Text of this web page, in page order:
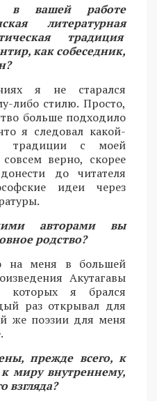
в вашей работе
литературная
традиция
как собеседник,
я не старался
либо стилю. Просто,
больше подходило
я следовал какой-
традиции с моей
верно, скорее
до читателя
идеи через
авторами вы
родство?
на меня в большей
Акутагавы
которых я брался
раз открывал для
же поэзии для меня
прежде всего, к
миру внутреннему,
взгляда?